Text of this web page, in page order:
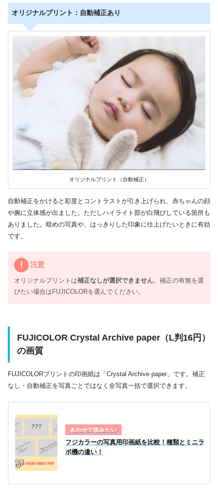
オリジナルプリント：自動補正あり
オリジナルプリント（自動補正）
自動補正をかけると彩度とコントラストが引き上げられ、赤ちゃんの顔
や腕に立体感が出ました。ただしハイライト部が白飛びしている箇所も
ありました。暗めの写真や、はっきりした印象に仕上げたいときに有効
です。
注意
オリジナルプリントは補正なしが選択できません。補正の有無を選
びたい場合はFUJICOLORを選んでください。
FUJICOLOR Crystal Archive paper（L判16円）
の画質
FUJICOLORプリントの印画紙は「Crystal Archive paper」です。補正
なし・自動補正を写真ごとではなく全写真一括で選択できます。
フジカラーの写真用印画紙を比較！種類とミニラ
ボ機の違い！